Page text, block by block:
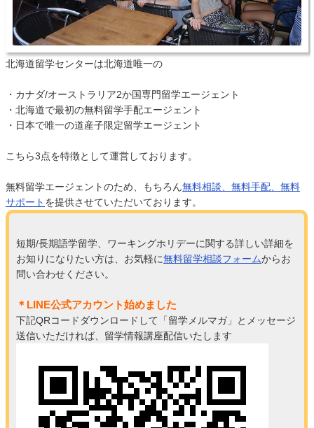
北海道留学センターは北海道唯一の
・カナダ/オーストラリア2か国専門留学エージェント
・北海道で最初の無料留学手配エージェント
・日本で唯一の道産子限定留学エージェント
こちら3点を特徴として運営しております。
無料留学エージェントのため、もちろん無料相談、無料手配、無料
サポート を提供させていただいております。
短期/長期語学留学、ワーキングホリデーに関する詳しい詳細を
お知りになりたい方は、お気軽に無料留学相談フォームからお
問い合わせください。
＊LINE公式アカウント始めました
下記QRコードダウンロードして「留学メルマガ」とメッセージ
送信いただければ、留学情報講座配信いたします